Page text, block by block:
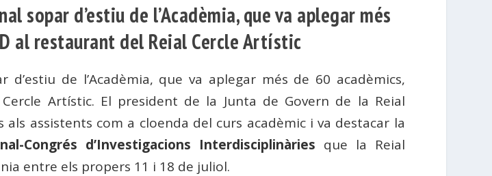
sopar d’estiu de l’Acadèmia, que va aplegar més
al restaurant del Reial Cercle Artístic
de l’Acadèmia, que va aplegar més de 60 acadèmics,
Artístic. El president de la Junta de Govern de la Reial
als assistents com a cloenda del curs acadèmic i va destacar la
Congrés d’Investigacions Interdisciplinàries que la Reial
entre els propers 11 i 18 de juliol.